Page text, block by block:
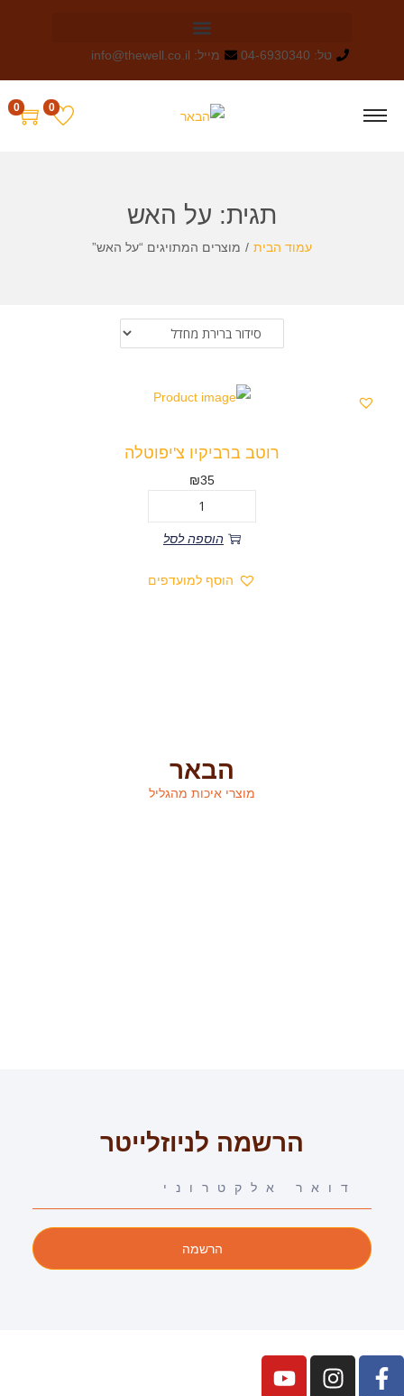
טל: 04-6930340 מייל: info@thewell.co.il
0
0
תגית: על האש
עמוד הבית / מוצרים המתויגים “על האש”
רוטב ברביקיו צ'יפוטלה
₪35
הוספה לסל
הוסף למועדפים
הבאר
מוצרי איכות מהגליל
הרשמה לניוזלייטר
הרשמה